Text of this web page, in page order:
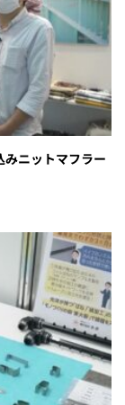
ニットマフラー